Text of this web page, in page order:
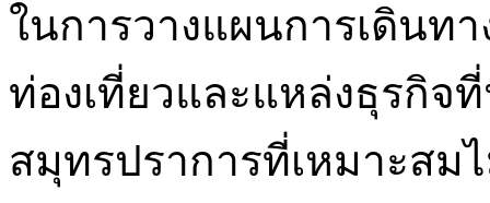
ในการวางแผนการเดินท
ท่องเที่ยวและแหล่งธุรกิจ
สมุทรปราการที่เหมาะสม